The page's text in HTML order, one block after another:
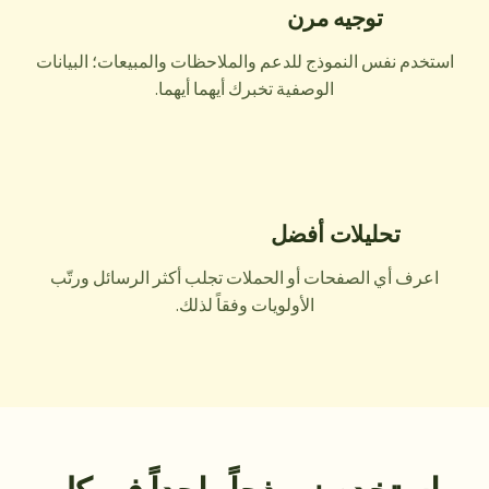
توجيه مرن
استخدم نفس النموذج للدعم والملاحظات والمبيعات؛ البيانات
الوصفية تخبرك أيهما أيهما.
تحليلات أفضل
اعرف أي الصفحات أو الحملات تجلب أكثر الرسائل ورتّب
الأولويات وفقاً لذلك.